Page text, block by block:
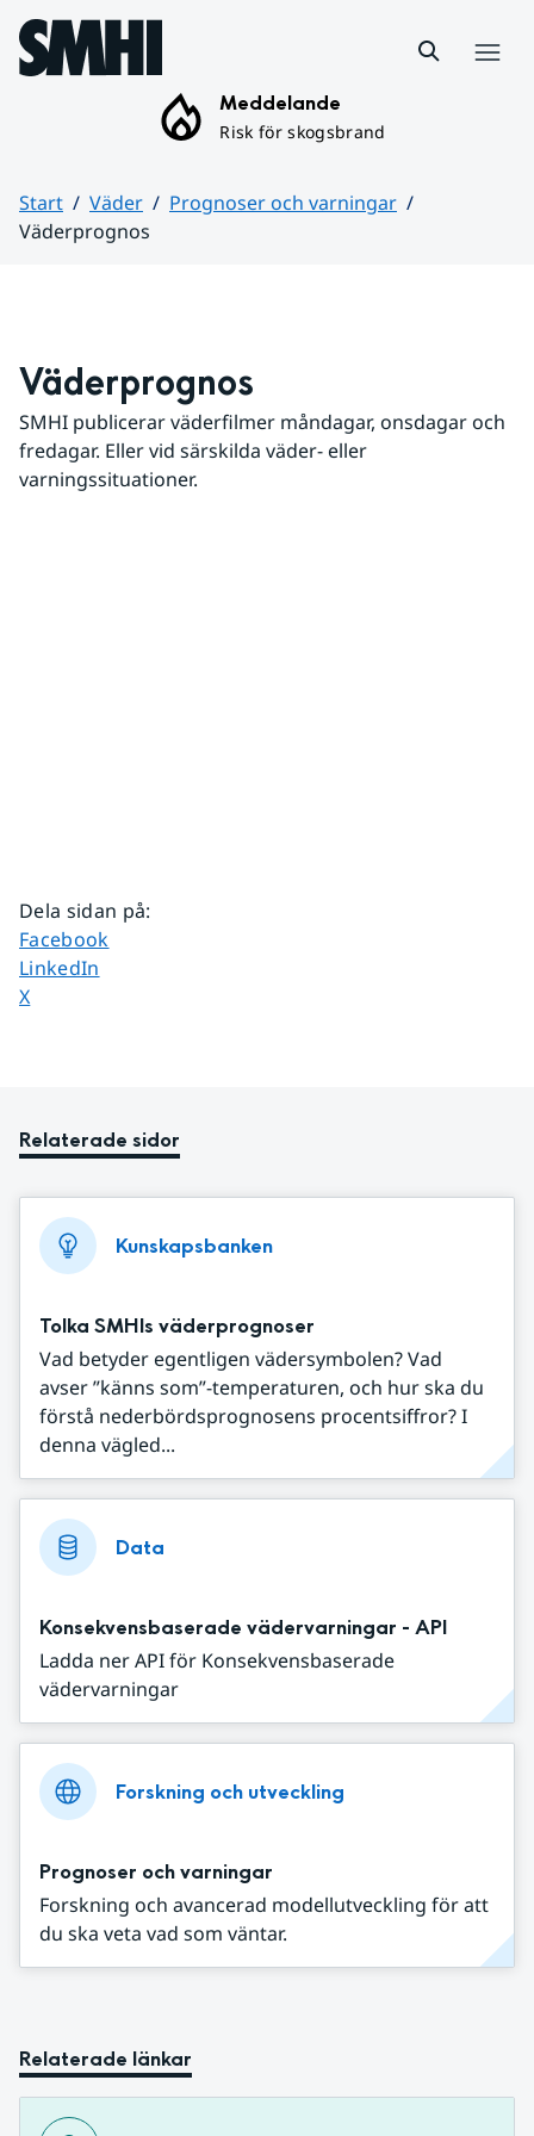
Hoppa till sidans innehåll
Meddelande
Risk för skogsbrand
Start Väder
Prognoser och varningar
Väderprognos
Väderprognos
SMHI publicerar väderfilmer måndagar, onsdagar och
fredagar. Eller vid särskilda väder- eller
varningssituationer.
Dela sidan på:
Dela sidan på
Facebook
Dela sidan på
LinkedIn
Dela sidan på
X
Relaterade sidor
Kunskapsbanken
Tolka SMHIs väderprognoser
Vad betyder egentligen vädersymbolen? Vad
avser ”känns som”-temperaturen, och hur ska du
förstå nederbördsprognosens procentsiffror? I
denna vägled...
Data
Konsekvensbaserade vädervarningar - API
Ladda ner API för Konsekvensbaserade
vädervarningar
Forskning och utveckling
Prognoser och varningar
Forskning och avancerad modellutveckling för att
du ska veta vad som väntar.
Relaterade länkar